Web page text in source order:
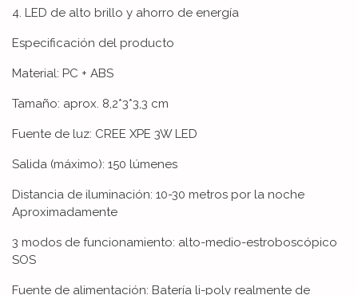
4. LED de alto brillo y ahorro de energía
Especificación del producto
Material: PC + ABS
Tamaño: aprox. 8,2*3*3,3 cm
Fuente de luz: CREE XPE 3W LED
Salida (máximo): 150 lúmenes
Distancia de iluminación: 10-30 metros por la noche
Aproximadamente
3 modos de funcionamiento: alto-medio-estroboscópico
SOS
Fuente de alimentación: Batería li-poly realmente de